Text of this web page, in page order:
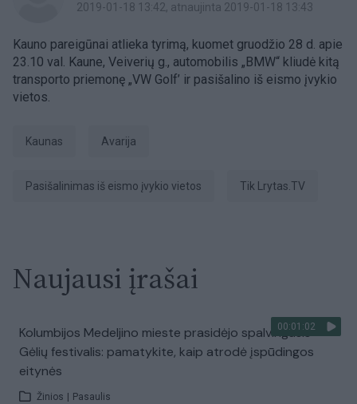
2019-01-18 13:42, atnaujinta 2019-01-18 13:43
Kauno pareigūnai atlieka tyrimą, kuomet gruodžio 28 d. apie
23.10 val. Kaune, Veiverių g., automobilis „BMW“ kliudė kitą
transporto priemonę „VW Golf’ ir pasišalino iš eismo įvykio
vietos.
Kaunas avarija
pasišalinimas iš eismo įvykio vietos tik Lrytas.TV
Naujausi įrašai
00:01:02
Kolumbijos Medeljino mieste prasidėjo spalvingasis
Gėlių festivalis: pamatykite, kaip atrodė įspūdingos
eitynės
Žinios Pasaulis